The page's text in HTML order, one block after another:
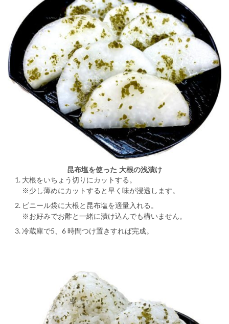
昆布塩を使った 大根の浅漬け
大根をいちょう切りにカットする。
※少し薄めにカットすると早く味が浸透します。
ビニール袋に大根と昆布塩を適量入れる。
※お好みでお酢と一緒に漬け込んでも構いません。
冷蔵庫で5、6 時間つけ置きすれば完成。